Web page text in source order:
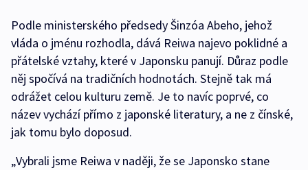
Podle ministerského předsedy Šinzóa Abeho, jehož
vláda o jménu rozhodla, dává Reiwa najevo poklidné a
přátelské vztahy, které v Japonsku panují. Důraz podle
něj spočívá na tradičních hodnotách. Stejně tak má
odrážet celou kulturu země. Je to navíc poprvé, co
název vychází přímo z japonské literatury, a ne z čínské,
jak tomu bylo doposud.
„Vybrali jsme Reiwa v naději, že se Japonsko stane